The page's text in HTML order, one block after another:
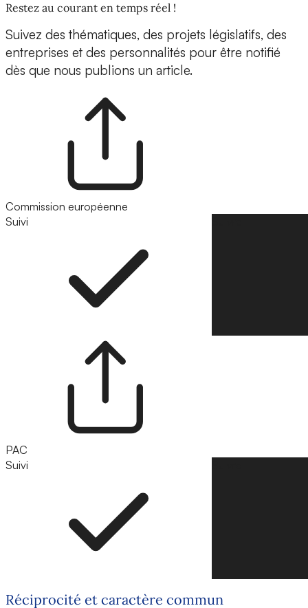
Restez au courant en temps réel !
Suivez des thématiques, des projets législatifs, des
entreprises et des personnalités pour être notifié
dès que nous publions un article.
Commission européenne
Suivi
PAC
Suivi
Réciprocité et caractère commun